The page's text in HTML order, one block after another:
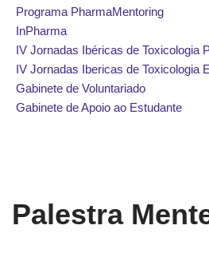
Programa PharmaMentoring
InPharma
IV Jornadas Ibéricas de Toxicologia
IV Jornadas Ibericas de Toxicologia
Gabinete de Voluntariado
Gabinete de Apoio ao Estudante
Palestra